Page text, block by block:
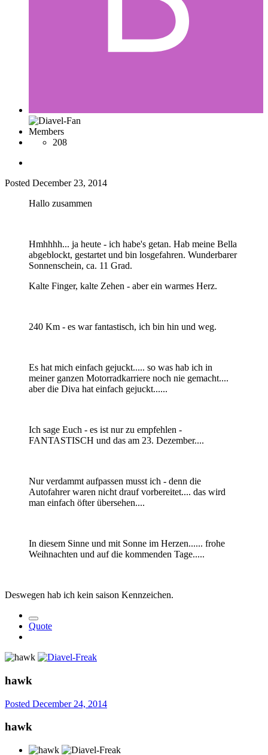
Members
208
Posted December 23, 2014
Hallo zusammen
Hmhhhh... ja heute - ich habe's getan. Hab meine Bella
abgeblockt, gestartet und bin losgefahren. Wunderbarer
Sonnenschein, ca. 11 Grad.
Kalte Finger, kalte Zehen - aber ein warmes Herz.
240 Km - es war fantastisch, ich bin hin und weg.
Es hat mich einfach gejuckt..... so was hab ich in
meiner ganzen Motorradkarriere noch nie gemacht....
aber die Diva hat einfach gejuckt......
Ich sage Euch - es ist nur zu empfehlen -
FANTASTISCH und das am 23. Dezember....
Nur verdammt aufpassen musst ich - denn die
Autofahrer waren nicht drauf vorbereitet.... das wird
man einfach öfter übersehen....
In diesem Sinne und mit Sonne im Herzen...... frohe
Weihnachten und auf die kommenden Tage.....
Deswegen hab ich kein saison Kennzeichen.
Quote
hawk
Posted December 24, 2014
hawk